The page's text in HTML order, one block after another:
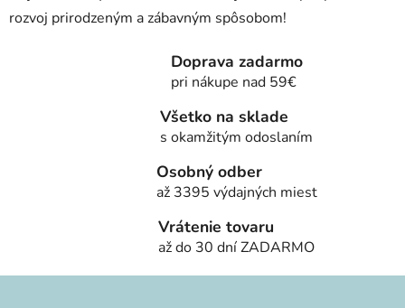
rozvoj prirodzeným a zábavným spôsobom!
Doprava zadarmo
pri nákupe nad 59€
Všetko na sklade
s okamžitým odoslaním
Osobný odber
až 3395 výdajných miest
Vrátenie tovaru
až do 30 dní ZADARMO